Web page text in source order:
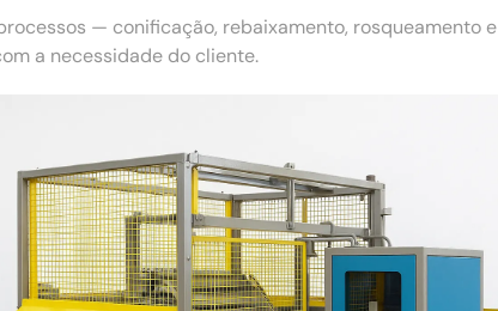
— conificação, rebaixamento, rosqueamento e
a necessidade do cliente.